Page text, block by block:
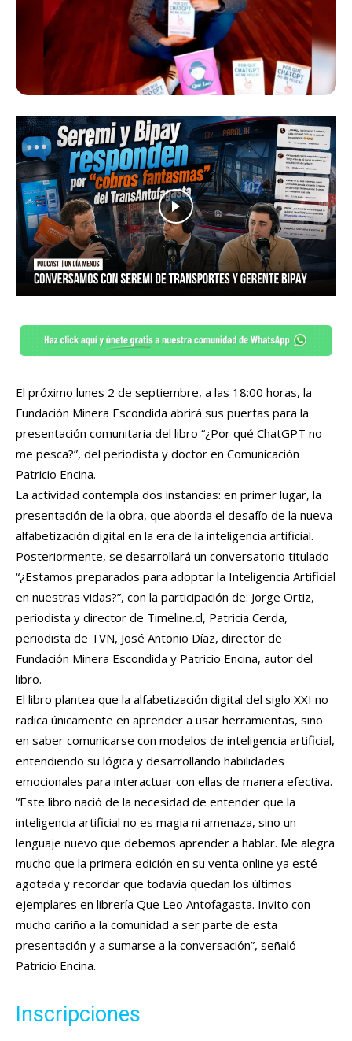
El próximo lunes 2 de septiembre, a las 18:00 horas, la
Fundación Minera Escondida abrirá sus puertas para la
presentación comunitaria del libro “¿Por qué ChatGPT no
me pesca?”, del periodista y doctor en Comunicación
Patricio Encina.
La actividad contempla dos instancias: en primer lugar, la
presentación de la obra, que aborda el desafío de la nueva
alfabetización digital en la era de la inteligencia artificial.
Posteriormente, se desarrollará un conversatorio titulado
“¿Estamos preparados para adoptar la Inteligencia Artificial
en nuestras vidas?”, con la participación de: Jorge Ortiz,
periodista y director de Timeline.cl, Patricia Cerda,
periodista de TVN, José Antonio Díaz, director de
Fundación Minera Escondida y Patricio Encina, autor del
libro.
El libro plantea que la alfabetización digital del siglo XXI no
radica únicamente en aprender a usar herramientas, sino
en saber comunicarse con modelos de inteligencia artificial,
entendiendo su lógica y desarrollando habilidades
emocionales para interactuar con ellas de manera efectiva.
“Este libro nació de la necesidad de entender que la
inteligencia artificial no es magia ni amenaza, sino un
lenguaje nuevo que debemos aprender a hablar. Me alegra
mucho que la primera edición en su venta online ya esté
agotada y recordar que todavía quedan los últimos
ejemplares en librería Que Leo Antofagasta. Invito con
mucho cariño a la comunidad a ser parte de esta
presentación y a sumarse a la conversación”, señaló
Patricio Encina.
Inscripciones